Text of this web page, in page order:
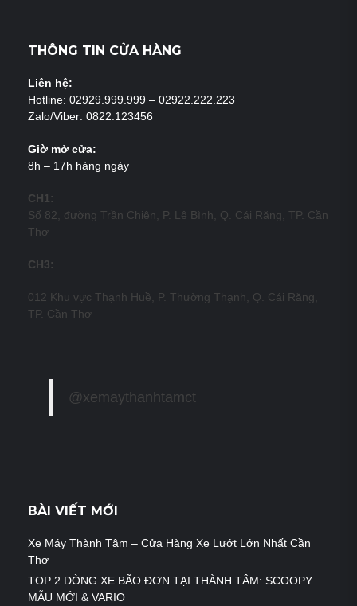
THÔNG TIN CỬA HÀNG
Liên hệ:
Hotline: 02929.999.999 – 02922.222.223
Zalo/Viber: 0822.123456
Giờ mở cửa:
8h – 17h hàng ngày
CH1:
Số 82, đường Trần Chiên, P. Lê Bình, Q. Cái Răng, TP. Cần
Thơ
CH3:
012 Khu vực Thạnh Huề, P. Thường Thạnh, Q. Cái Răng,
TP. Cần Thơ
@xemaythanhtamct
BÀI VIẾT MỚI
Xe Máy Thành Tâm – Cửa Hàng Xe Lướt Lớn Nhất Cần
Thơ
TOP 2 DÒNG XE BÃO ĐƠN TẠI THÀNH TÂM: SCOOPY
MẪU MỚI & VARIO